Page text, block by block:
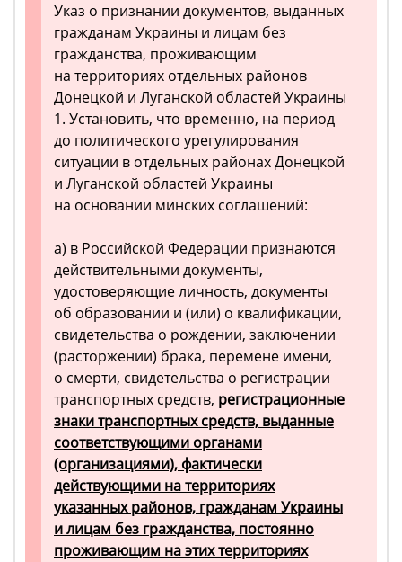
Указ о признании документов, выданных
гражданам Украины и лицам без
гражданства, проживающим
на территориях отдельных районов
Донецкой и Луганской областей Украины
1. Установить, что временно, на период
до политического урегулирования
ситуации в отдельных районах Донецкой
и Луганской областей Украины
на основании минских соглашений:
а) в Российской Федерации признаются
действительными документы,
удостоверяющие личность, документы
об образовании и (или) о квалификации,
свидетельства о рождении, заключении
(расторжении) брака, перемене имени,
о смерти, свидетельства о регистрации
транспортных средств, регистрационные
знаки транспортных средств, выданные
соответствующими органами
(организациями), фактически
действующими на территориях
указанных районов, гражданам Украины
и лицам без гражданства, постоянно
проживающим на этих территориях